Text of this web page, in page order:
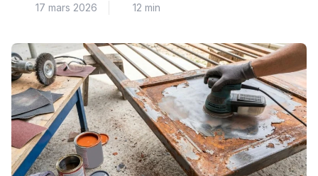
permettent de personnaliser fenêtres et miroirs sans
recherchent des alternatives économiques aux
vitraux traditionnels. Les peintures pour verre offrent
cette flexibilité tout en préservant la luminosité
naturelle. Cependant, le choix du bon produit
nécessite une compréhension des […]
17 mars 2026 12 min